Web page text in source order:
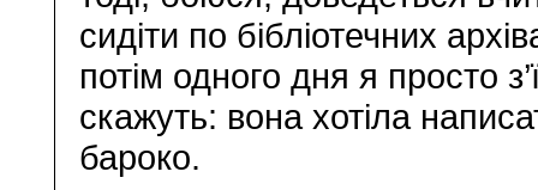
сидіти по бібліотечних
потім одного дня я просто
скажуть: вона хотіла
бароко.